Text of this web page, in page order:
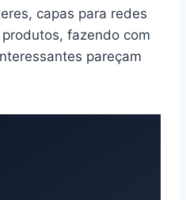
capas para redes
fazendo com
pareçam